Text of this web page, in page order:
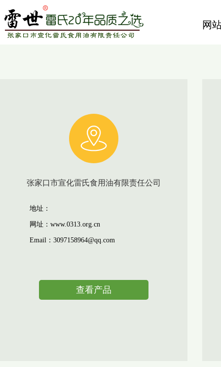
网
张家口市宣化雷氏食用油有限责任公司
地址：
网址：www.0313.org.cn
Email：3097158964@qq.com
查看产品